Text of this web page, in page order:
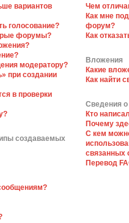
вариантов
голосование?
форумы?
модератору?
при создании
в проверки
создаваемых
Чем
Как мне
форум?
Как
Вложения
Какие
Как найти
Сведения о
Кто
Почему
С кем
связанных
Перевод